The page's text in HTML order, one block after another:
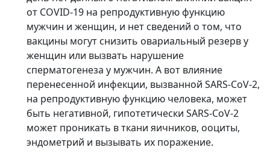
от COVID-19 на репродуктивную функцию
мужчин и женщин, и нет сведений о том, что
вакцины могут снизить овариальный резерв у
женщин или вызвать нарушение
сперматогенеза у мужчин. А вот влияние
перенесенной инфекции, вызванной SARS-CoV-2,
на репродуктивную функцию человека, может
быть негативной, гипотетически SARS-CoV-2
может проникать в ткани яичников, ооциты,
эндометрий и вызывать их поражение.